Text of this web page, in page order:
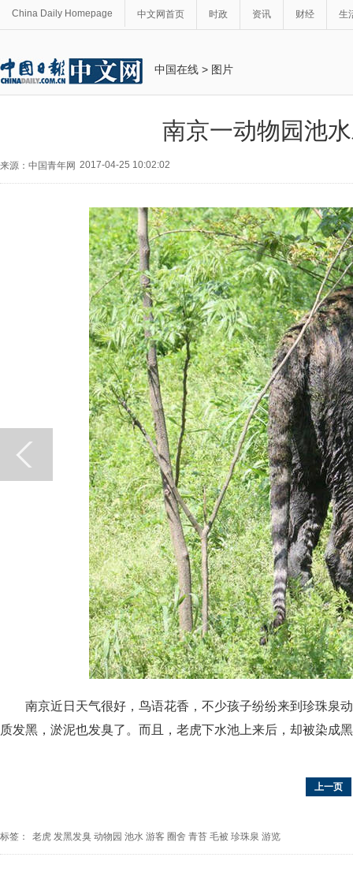
China Daily Homepage 中文网首页 时政 资讯 财经 生
中国在线 > 图片
南京一动物园池
来源：中国青年网 2017-04-25 10:02:02
南京近日天气很好，鸟语花香，不少孩子纷纷来到珍珠泉
质发黑，淤泥也发臭了。而且，老虎下水池上来后，却被染成
上一页
标签： 老虎 发黑发臭 动物园 池水 游客 圈舍 青苔 毛被 珍珠泉 游览